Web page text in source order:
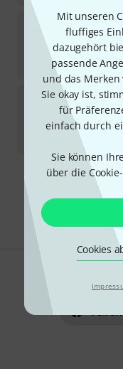
Mit unseren
fluffiges
dazugehört
passende
und das
Sie okay ist,
für
einfach durch
Sie können
über die
Cookies
IK
349 €
IK
Gefällt
Teilen